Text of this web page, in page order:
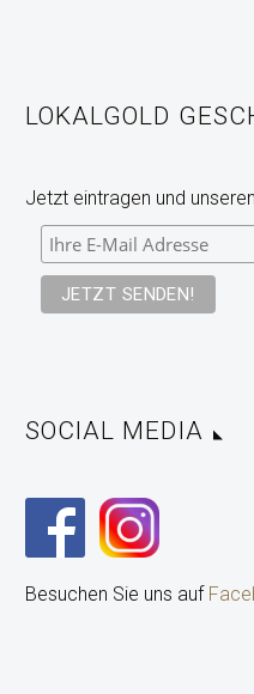
LOKALGOLD
Jetzt eintragen und
SOCIAL MEDIA
Besuchen Sie uns auf